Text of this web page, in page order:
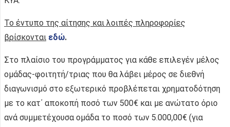
Το έντυπο της αίτησης και λοιπές πληροφορίες
βρίσκονται εδώ.
Στο πλαίσιο του προγράμματος για κάθε επιλεγέν μέλος
ομάδας-φοιτητή/τριας που θα λάβει μέρος σε διεθνή
διαγωνισμό στο εξωτερικό προβλέπεται χρηματοδότηση
με το κατ΄ αποκοπή ποσό των 500€ και με ανώτατο όριο
ανά συμμετέχουσα ομάδα το ποσό των 5.000,00€ (για